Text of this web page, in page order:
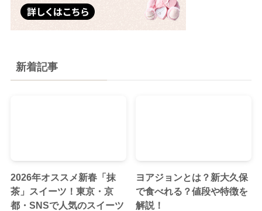
新着記事
2026年オススメ新春「抹
茶」スイーツ！東京・京
都・SNSで人気のスイーツ
ヨアジョンとは？新大久保
で食べれる？値段や特徴を
解説！